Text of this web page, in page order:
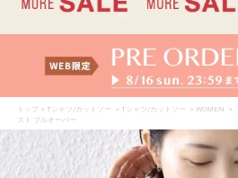
トップ > Tシャツ/カットソー > Tシャツ/カットソー > WOMEN >
スト プルオーバー